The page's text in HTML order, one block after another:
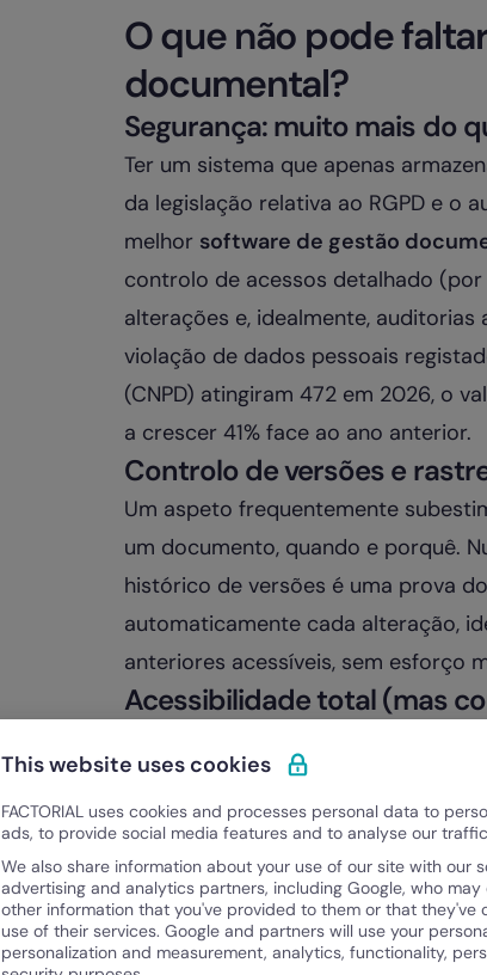
O que não pode
documental?
Segurança: muito mais do
Ter um sistema que apenas
da legislação relativa ao RGPD e o
melhor software de gestão
controlo de acessos detalhado
alterações e, idealmente,
violação de dados pessoais
(CNPD) atingiram 472 em 2026, o
a crescer 41% face ao ano anterior.
Controlo de versões e
Um aspeto frequentemente
um documento, quando e porquê.
histórico de versões é uma prova
automaticamente cada alteração,
anteriores acessíveis, sem esforço
Acessibilidade total (mas
Com equipas descentralizadas,
tem de ser possível remotamente.
precisa de seracessível a partir
sem comprometer o controlo.
Para além de ficheiros
por questões de segurança e
o ideal é recorrer a uma
This website uses cookies
FACTORIAL uses cookies and processes personal data to
ads, to provide social media features and to analyse our
We also share information about your use of our site with our
advertising and analytics partners, including Google, who
other information that you've provided to them or that they've
use of their services. Google and partners will use your
personalization and measurement, analytics, functionality,